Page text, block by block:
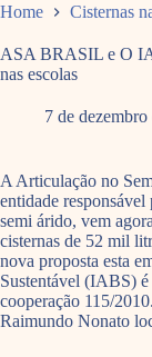
Home Cisternas
ASA BRASIL e O
nas escolas
7 de
A Articulação no
entidade
semi árido, vem
cisternas de 52 mil
nova proposta esta
Sustentável (IABS)
cooperação 115/
Raimundo Nonato